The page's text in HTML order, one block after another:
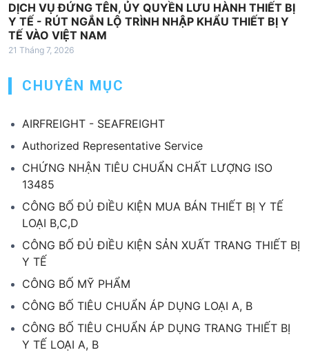
DỊCH VỤ ĐỨNG TÊN, ỦY QUYỀN LƯU HÀNH THIẾT BỊ
Y TẾ - RÚT NGẮN LỘ TRÌNH NHẬP KHẨU THIẾT BỊ Y
TẾ VÀO VIỆT NAM
21 Tháng 7, 2026
CHUYÊN MỤC
AIRFREIGHT - SEAFREIGHT
Authorized Representative Service
CHỨNG NHẬN TIÊU CHUẨN CHẤT LƯỢNG ISO
13485
CÔNG BỐ ĐỦ ĐIỀU KIỆN MUA BÁN THIẾT BỊ Y TẾ
LOẠI B,C,D
CÔNG BỐ ĐỦ ĐIỀU KIỆN SẢN XUẤT TRANG THIẾT BỊ
Y TẾ
CÔNG BỐ MỸ PHẨM
CÔNG BỐ TIÊU CHUẨN ÁP DỤNG LOẠI A, B
CÔNG BỐ TIÊU CHUẨN ÁP DỤNG TRANG THIẾT BỊ
Y TẾ LOẠI A, B